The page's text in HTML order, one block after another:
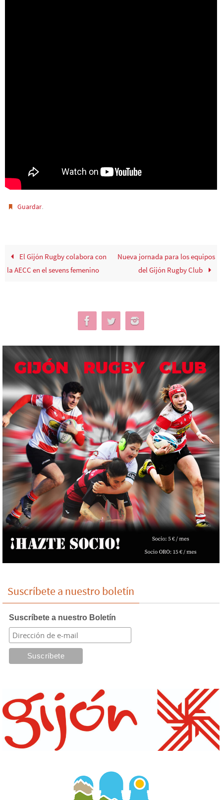
Guardar.
El Gijón Rugby colabora con
la AECC en el sevens femenino
Nueva jornada para los equipos
del Gijón Rugby Club
Suscríbete a nuestro boletín
Suscríbete a nuestro Boletín